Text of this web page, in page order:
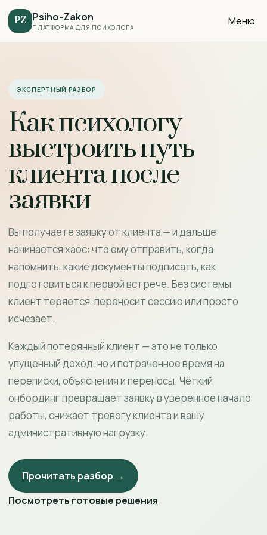
PZ Psiho-Zakon
ПЛАТФОРМА ДЛЯ ПСИХОЛОГА Меню
ЭКСПЕРТНЫЙ РАЗБОР
Как психологу
выстроить путь
клиента после
заявки
Вы получаете заявку от клиента — и дальше
начинается хаос: что ему отправить, когда
напомнить, какие документы подписать, как
подготовиться к первой встрече. Без системы
клиент теряется, переносит сессию или просто
исчезает.
Каждый потерянный клиент — это не только
упущенный доход, но и потраченное время на
переписки, объяснения и переносы. Чёткий
онбординг превращает заявку в уверенное начало
работы, снижает тревогу клиента и вашу
административную нагрузку.
Прочитать разбор →
Посмотреть готовые решения